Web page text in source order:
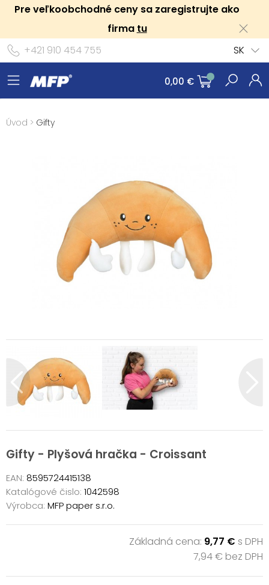
Pre veľkoobchodné ceny sa zaregistrujte ako
firma tu
+421 910 454 755
SK
0,00 €
Úvod > Gifty
Gifty - Plyšová hračka - Croissant
EAN: 8595724415138
Katalógové čislo: 1042598
Výrobca: MFP paper s.r.o.
Základná cena: 9,77 € s DPH
7,94 € bez DPH